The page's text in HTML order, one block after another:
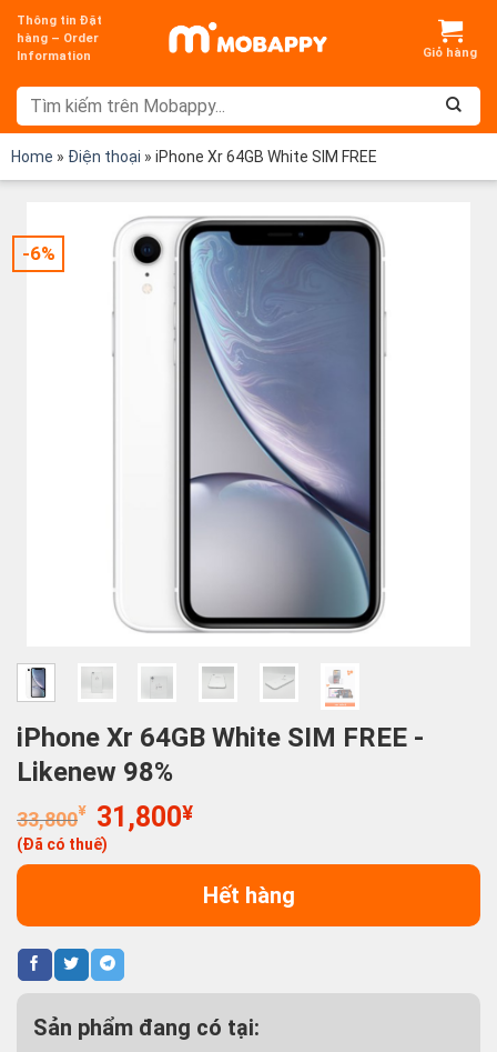
Chuyển
đến
dung
Thông tin Đặt
hàng – Order
Information
Home » Điện thoại » iPhone Xr 64GB White SIM FREE
-6%
iPhone Xr 64GB White SIM FREE -
Likenew 98%
33,800¥
Giá
gốc
là:
31,800¥Giá
tại
là:
31,800¥.
(Đã có thuế)
Hết hàng
Sản phẩm đang có tại: